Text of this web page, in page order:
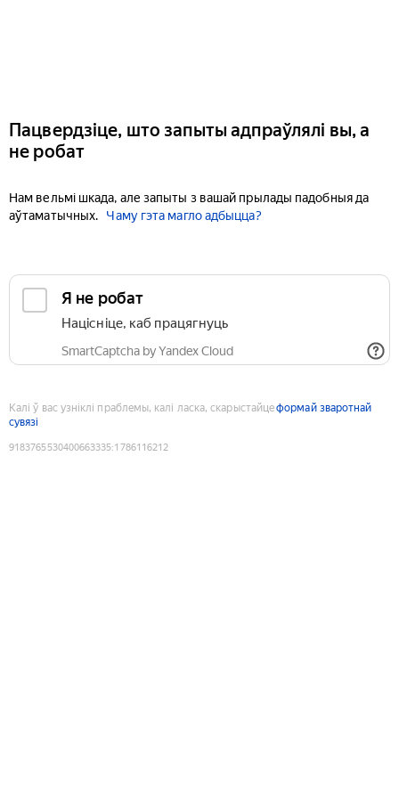
Пацвердзіце, што запыты адпраўлялі вы, а
не робат
Нам вельмі шкада, але запыты з вашай прылады падобныя да
аўтаматычных.
Чаму гэта магло адбыцца?
Я не робат
Націсніце, каб працягнуць
SmartCaptcha by Yandex Cloud
Калі ў вас узніклі праблемы, калі ласка, скарыстайцеформай зваротнай
сувязі
9183765530400663335:1786116212